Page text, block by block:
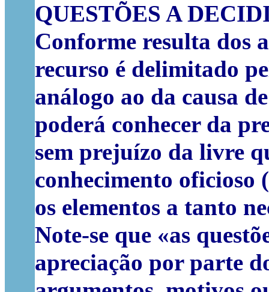
QUESTÕES A
Conforme resulta dos
recurso é delimitado
análogo ao da causa
poderá conhecer da
sem prejuízo da livre
conhecimento oficioso
os elementos a tanto
Note-se que «as
apreciação por parte